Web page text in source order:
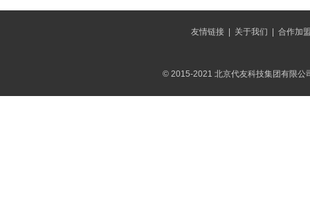
友情链接| 关于我们 合作加
© 2015-2021 北京代友科技集团有限